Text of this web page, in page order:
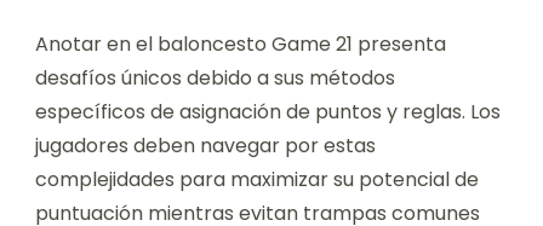
Anotar en el baloncesto Game 21 presenta
desafíos únicos debido a sus métodos
específicos de asignación de puntos y reglas. Los
jugadores deben navegar por estas
complejidades para maximizar su potencial de
puntuación mientras evitan trampas comunes